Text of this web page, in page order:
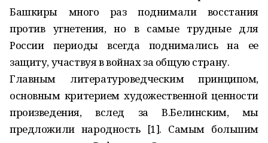
Башкиры много раз поднимали восстания
против угнетения, но в самые трудные для
России периоды всегда поднимались на ее
защиту, участвуя в войнах за общую страну.
Главным литературоведческим принципом,
основным критерием художественной ценности
произведения, вслед за В.Белинским, мы
предложили народность [1]. Самым большим